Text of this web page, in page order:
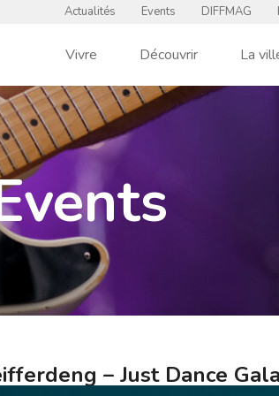
Actualités Events DIFFMAG
Vivre Découvrir La
– Just Dance Gala